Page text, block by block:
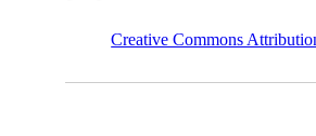
Creative Commons